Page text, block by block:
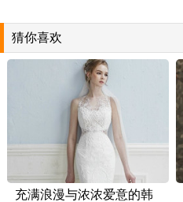
猜你喜欢
充满浪漫与浓浓爱意的韩